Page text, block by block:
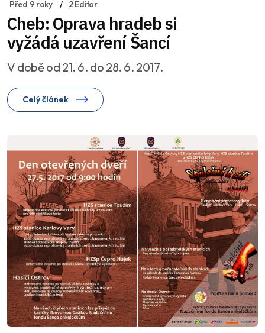
Před 9 roky 2 Editor
Cheb: Oprava hradeb si
vyžádá uzavření Šancí
V době od 21. 6. do 28. 6. 2017.
Celý článek